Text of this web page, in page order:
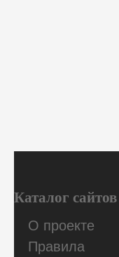
Каталог сайтов
О проекте
Правила